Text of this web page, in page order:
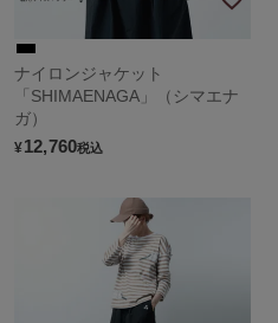
ナイロンジャケット
「SHIMAENAGA」（シマエナ
ガ）
¥12,760税込